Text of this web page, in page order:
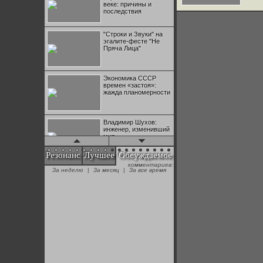
веке: причины и
последствия
"Строки и Звуки" на
эгалите-фесте "Не
Пряча Лица"
Экономика СССР
времен «застоя»:
жажда планомерности
Владимир Шухов:
инженер, изменивший
мир
"Аркадий Коц" на
эгалите-фесте "Не
Резонанс Лучшее Обсуждаемое
комментариев:
За неделю
| За месяц | За все время